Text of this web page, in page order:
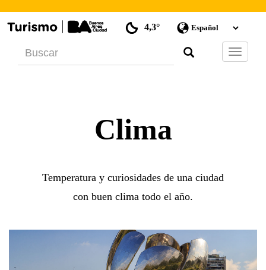
4,3°
Barra
de
Clima
Temperatura y curiosidades de una ciudad
con buen clima todo el año.